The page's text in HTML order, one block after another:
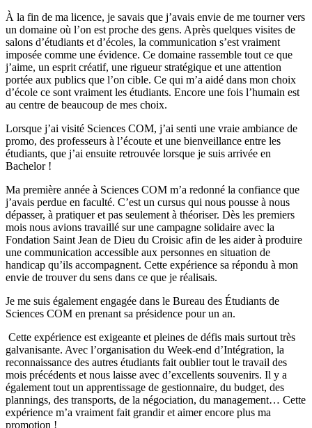
À la fin de ma licence, je savais que j’avais envie de me tourner vers
un domaine où l’on est proche des gens. Après quelques visites de
salons d’étudiants et d’écoles, la communication s’est vraiment
imposée comme une évidence. Ce domaine rassemble tout ce que
j’aime, un esprit créatif, une rigueur stratégique et une attention
portée aux publics que l’on cible. Ce qui m’a aidé dans mon choix
d’école ce sont vraiment les étudiants. Encore une fois l’humain est
au centre de beaucoup de mes choix.
Lorsque j’ai visité Sciences COM, j’ai senti une vraie ambiance de
promo, des professeurs à l’écoute et une bienveillance entre les
étudiants, que j’ai ensuite retrouvée lorsque je suis arrivée en
Bachelor !
Ma première année à Sciences COM m’a redonné la confiance que
j’avais perdue en faculté. C’est un cursus qui nous pousse à nous
dépasser, à pratiquer et pas seulement à théoriser. Dès les premiers
mois nous avions travaillé sur une campagne solidaire avec la
Fondation Saint Jean de Dieu du Croisic afin de les aider à produire
une communication accessible aux personnes en situation de
handicap qu’ils accompagnent. Cette expérience sa répondu à mon
envie de trouver du sens dans ce que je réalisais.
Je me suis également engagée dans le Bureau des Étudiants de
Sciences COM en prenant sa présidence pour un an.
Cette expérience est exigeante et pleines de défis mais surtout très
galvanisante. Avec l’organisation du Week-end d’Intégration, la
reconnaissance des autres étudiants fait oublier tout le travail des
mois précédents et nous laisse avec d’excellents souvenirs. Il y a
également tout un apprentissage de gestionnaire, du budget, des
plannings, des transports, de la négociation, du management… Cette
expérience m’a vraiment fait grandir et aimer encore plus ma
promotion !